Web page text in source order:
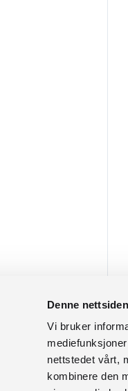
Denne
Vi bruker
nettstedet vårt,
kombinere den